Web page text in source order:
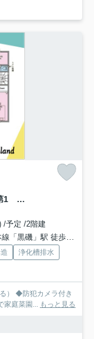
新築戸建・新築建売 那須塩原市北弥六第1 大原間小・東那須野中
/予定 /2階建
「黒磯」駅 徒歩79分
浄化槽排水
） ◆防犯カメラ付き
家庭菜園... もっと見る